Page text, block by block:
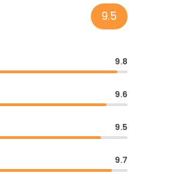
9.5
9.8
9.6
9.5
9.7